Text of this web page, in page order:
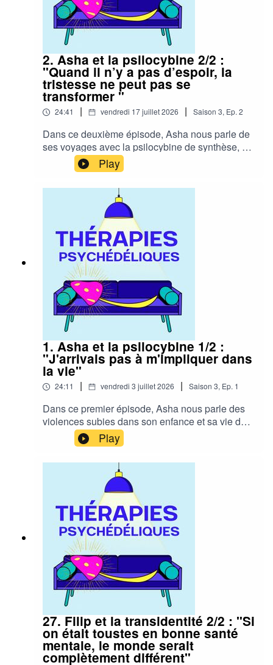
2. Asha et la psilocybine 2/2 :
"Quand il n’y a pas d’espoir, la
tristesse ne peut pas se
transformer "
24:41 | vendredi 17 juillet 2026 | Saison 3, Ep. 2
Dans ce deuxième épisode, Asha nous parle de
ses voyages avec la psilocybine de synthèse, et
de ce qu'elle en a retiré.
Play
1. Asha et la psilocybine 1/2 :
"J'arrivais pas à m'impliquer dans
la vie"
24:11 | vendredi 3 juillet 2026 | Saison 3, Ep. 1
Dans ce premier épisode, Asha nous parle des
violences subies dans son enfance et sa vie de
jeune adulte. TW violences sur enfant et
violences conjugales
Play
27. Filip et la transidentité 2/2 : "Si
on était toustes en bonne santé
mentale, le monde serait
complètement différent"